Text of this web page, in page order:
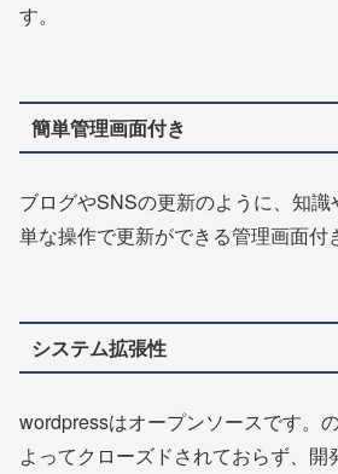
す。
簡単管理画面付き
ブログやSNSの更新のように、知
単な操作で更新ができる管理画面付
システム拡張性
wordpressはオープンソースです。
よってクローズドされておらず、